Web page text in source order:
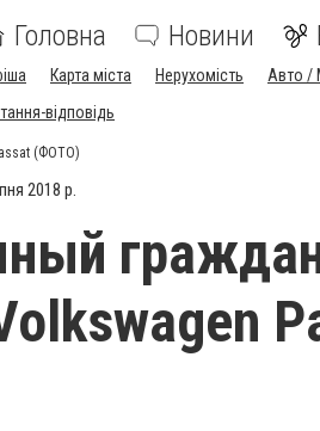
Головна Новини
Карта міста Нерухомість Авто /
відповідь
(ФОТО)
2018 р.